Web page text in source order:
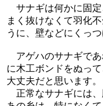
サナギは何かに固定
まく抜けなくて羽化
うに、壁などにくっ
アゲハのサナギであ
に木工ボンドをぬっ
大丈夫だと思います。
正常なサナギには、